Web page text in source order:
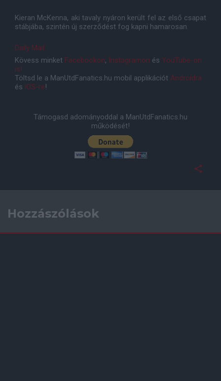
Kieran McKenna, aki tavaly nyáron került fel az első csapat
stábjába, szintén új szerződést fog kapni hamarosan.
Daily Mail
Kövess minket Facebookon, Instagramon és YouTube-on
is!
Töltsd le a ManUtdFanatics.hu mobil applikációt Androidra
és iOS-re!
Támogasd adományoddal a ManUtdFanatics.hu
működését!
Hozzászólások